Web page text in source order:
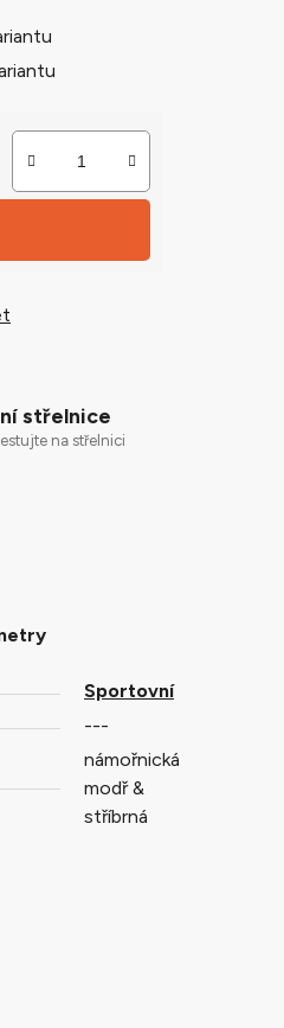
střelnice
na střelnici
Sportovní
---
námořnická
modř &
stříbrná